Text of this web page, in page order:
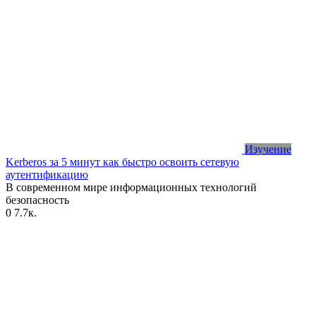
Изучение
Kerberos за 5 минут как быстро освоить сетевую
аутентификацию
В современном мире информационных технологий
безопасность
0 7.7к.